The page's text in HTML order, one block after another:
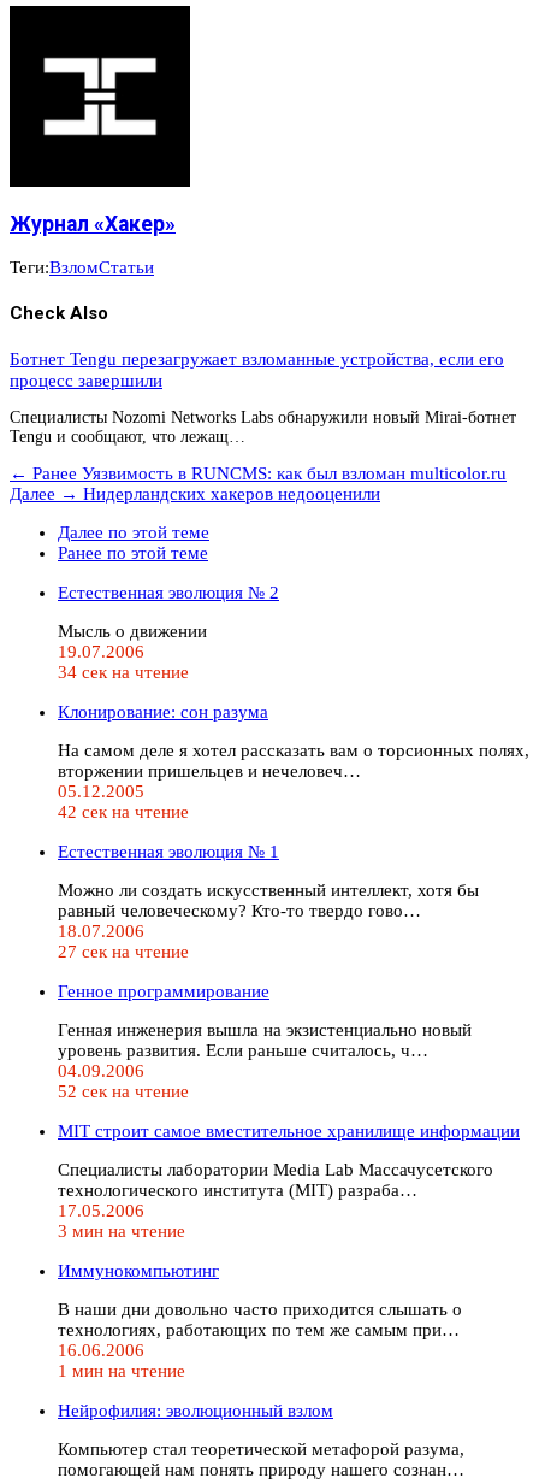
Журнал «Хакер»
Теги:ВзломСтатьи
Check Also
Ботнет Tengu перезагружает взломанные устройства, если его
процесс завершили
Специалисты Nozomi Networks Labs обнаружили новый Mirai-ботнет
Tengu и сообщают, что лежащ…
← Ранее Уязвимость в RUNCMS: как был взломан multicolor.ru
Далее → Нидерландских хакеров недооценили
Далее по этой теме
Ранее по этой теме
Естественная эволюция № 2
Мысль о движении
19.07.2006
34 сек на чтение
Клонирование: сон разума
На самом деле я хотел рассказать вам о торсионных полях,
вторжении пришельцев и нечеловеч…
05.12.2005
42 сек на чтение
Естественная эволюция № 1
Можно ли создать искусственный интеллект, хотя бы
равный человеческому? Кто-то твердо гово…
18.07.2006
27 сек на чтение
Генное программирование
Генная инженерия вышла на экзистенциально новый
уровень развития. Если раньше считалось, ч…
04.09.2006
52 сек на чтение
MIT строит самое вместительное хранилище информации
Специалисты лаборатории Media Lab Массачусетского
технологического института (MIT) разраба…
17.05.2006
3 мин на чтение
Иммунокомпьютинг
В наши дни довольно часто приходится слышать о
технологиях, работающих по тем же самым при…
16.06.2006
1 мин на чтение
Нейрофилия: эволюционный взлом
Компьютер стал теоретической метафорой разума,
помогающей нам понять природу нашего сознан…